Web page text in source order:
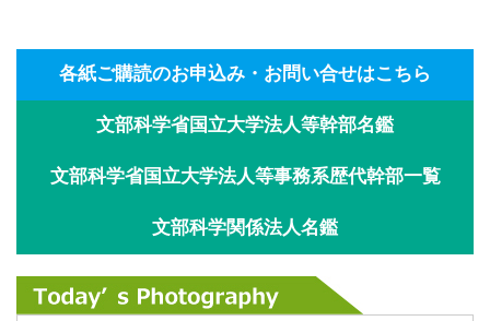
各紙ご購読のお申込み・お問い合せはこちら
文部科学省国立大学法人等幹部名鑑
文部科学省国立大学法人等事務系歴代幹部一覧
文部科学関係法人名鑑